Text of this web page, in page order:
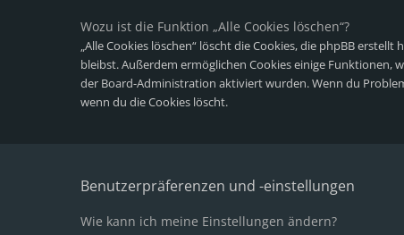
Wozu ist die Funktion „Alle Cookies löschen“?
„Alle Cookies löschen“ löscht die Cookies, die phpBB
bleibst. Außerdem ermöglichen Cookies einige Funktionen,
der Board-Administration aktiviert wurden. Wenn du
wenn du die Cookies löscht.
Benutzerpräferenzen und -einstellungen
Wie kann ich meine Einstellungen ändern?